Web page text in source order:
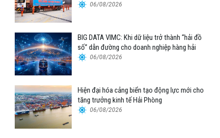
06/08/2026
BIG DATA VIMC: Khi dữ liệu trở thành “hải đồ
số” dẫn đường cho doanh nghiệp hàng hải
06/08/2026
Hiện đại hóa cảng biển tạo động lực mới cho
tăng trưởng kinh tế Hải Phòng
06/08/2026